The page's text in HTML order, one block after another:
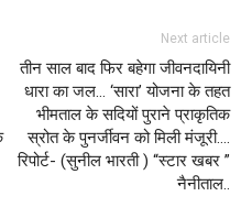
Next article
तीन साल बाद फिर बहेगा जीवनदायिनी
धारा का जल… ‘सारा’ योजना के तहत
भीमताल के सदियों पुराने प्राकृतिक
स्रोत के पुनर्जीवन को मिली मंजूरी….
रिपोर्ट- (सुनील भारती ) “स्टार खबर ”
नैनीताल..